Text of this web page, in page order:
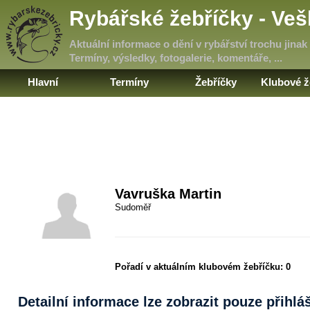
Rybářské žebříčky -
Aktuální informace o dění v rybářství trochu jinak
Termíny, výsledky, fotogalerie, komentáře, ...
Hlavní Termíny Žebříčky Klubové
Vavruška Martin
Sudoměř
Pořadí v aktuálním klubovém žebříčku:0
Detailní informace lze zobrazit pouze